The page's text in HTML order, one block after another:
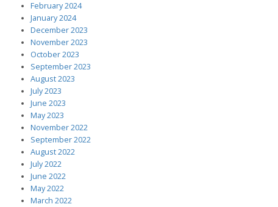
February 2024
January 2024
December 2023
November 2023
October 2023
September 2023
August 2023
July 2023
June 2023
May 2023
November 2022
September 2022
August 2022
July 2022
June 2022
May 2022
March 2022